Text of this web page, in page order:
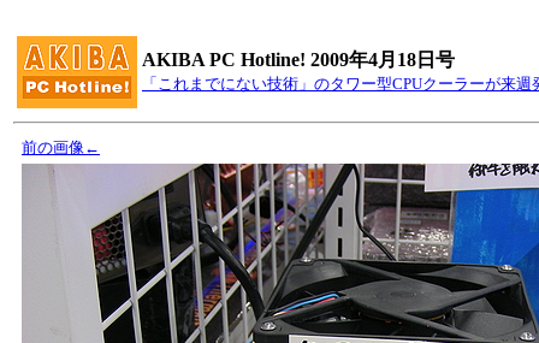
AKIBA PC Hotline! 2009年4月18日号
「これまでにない技術」のタワー型CPUクーラーが来週
前の画像←